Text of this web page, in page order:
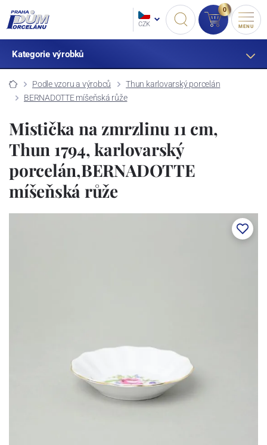
CZK
0
MENU
Kategorie výrobků
Podle vzoru a výrobců
Thun karlovarský porcelán
BERNADOTTE míšeňská růže
Mistička na zmrzlinu 11 cm,
Thun 1794, karlovarský
porcelán,BERNADOTTE
míšeňská růže